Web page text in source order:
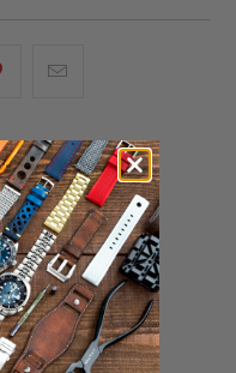
Compartir
Pinterest
a
friend
reloj